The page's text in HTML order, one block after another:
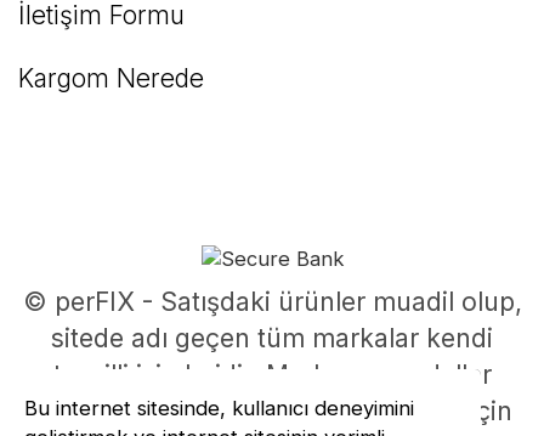
Bu internet sitesinde, kullanıcı deneyimini
İletişim Formu
Kargom Nerede
© perFIX - Satışdaki ürünler muadil olup,
sitede adı geçen tüm markalar kendi
tescilli isimleridir. Marka ve modeller
parça uyumluluklarının belirlenmesi için